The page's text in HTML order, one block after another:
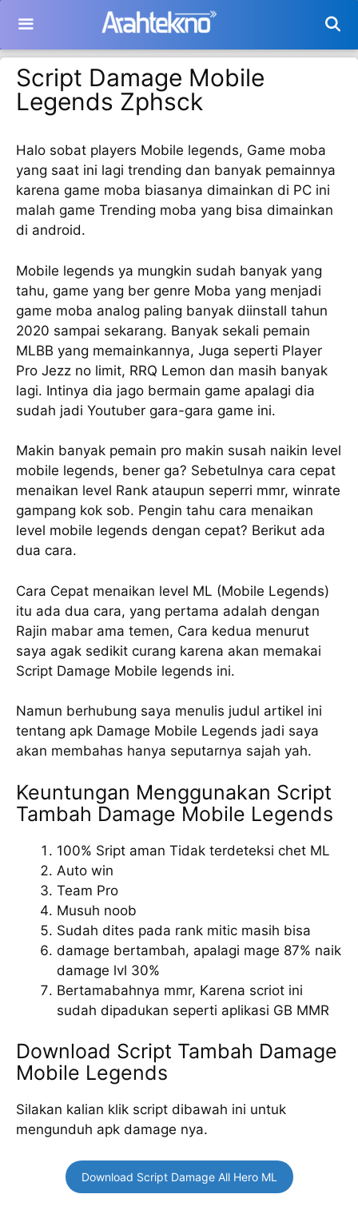
isi
Script Damage Mobile
Legends Zphsck
Halo sobat players Mobile legends, Game moba
yang saat ini lagi trending dan banyak pemainnya
karena game moba biasanya dimainkan di PC ini
malah game Trending moba yang bisa dimainkan
di android.
Mobile legends ya mungkin sudah banyak yang
tahu, game yang ber genre Moba yang menjadi
game moba analog paling banyak diinstall tahun
2020 sampai sekarang. Banyak sekali pemain
MLBB yang memainkannya, Juga seperti Player
Pro Jezz no limit, RRQ Lemon dan masih banyak
lagi. Intinya dia jago bermain game apalagi dia
sudah jadi Youtuber gara-gara game ini.
Makin banyak pemain pro makin susah naikin level
mobile legends, bener ga? Sebetulnya cara cepat
menaikan level Rank ataupun seperri mmr, winrate
gampang kok sob. Pengin tahu cara menaikan
level mobile legends dengan cepat? Berikut ada
dua cara.
Cara Cepat menaikan level ML (Mobile Legends)
itu ada dua cara, yang pertama adalah dengan
Rajin mabar ama temen, Cara kedua menurut
saya agak sedikit curang karena akan memakai
Script Damage Mobile legends ini.
Namun berhubung saya menulis judul artikel ini
tentang apk Damage Mobile Legends jadi saya
akan membahas hanya seputarnya sajah yah.
Keuntungan Menggunakan Script
Tambah Damage Mobile Legends
100% Sript aman Tidak terdeteksi chet ML
Auto win
Team Pro
Musuh noob
Sudah dites pada rank mitic masih bisa
damage bertambah, apalagi mage 87% naik
damage lvl 30%
Bertamabahnya mmr, Karena scriot ini
sudah dipadukan seperti aplikasi GB MMR
Download Script Tambah Damage
Mobile Legends
Silakan kalian klik script dibawah ini untuk
mengunduh apk damage nya.
Download Script Damage All Hero ML